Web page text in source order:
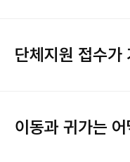
단체지원 접수가
이동과 귀가는